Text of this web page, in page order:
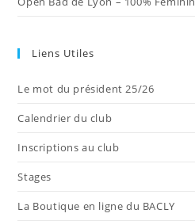
Liens Utiles
Le mot du président 25/26
Calendrier du club
Inscriptions au club
Stages
La Boutique en ligne du BACLY